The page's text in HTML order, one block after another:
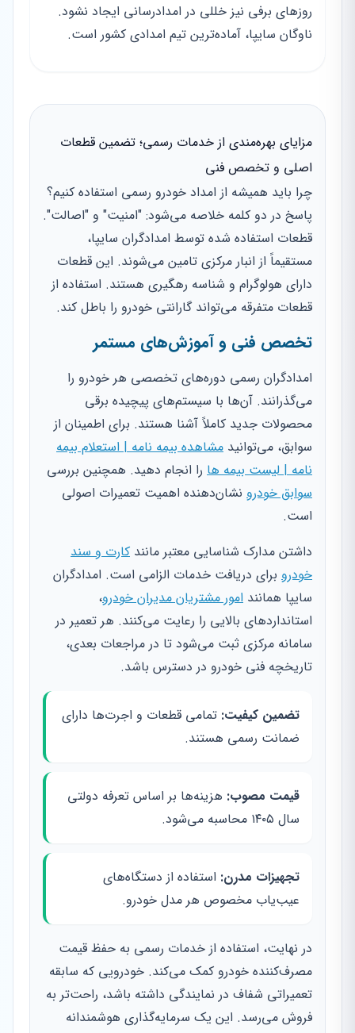
روزهای برفی نیز خللی در امدادرسانی ایجاد نشود.
ناوگان سایپا، آماده‌ترین تیم امدادی کشور است.
مزایای بهره‌مندی از خدمات رسمی؛ تضمین قطعات
اصلی و تخصص فنی
چرا باید همیشه از امداد خودرو رسمی استفاده کنیم؟
پاسخ در دو کلمه خلاصه می‌شود: "امنیت" و "اصالت".
قطعات استفاده شده توسط امدادگران سایپا،
مستقیماً از انبار مرکزی تامین می‌شوند. این قطعات
دارای هولوگرام و شناسه رهگیری هستند. استفاده از
قطعات متفرقه می‌تواند گارانتی خودرو را باطل کند.
تخصص فنی و آموزش‌های مستمر
امدادگران رسمی دوره‌های تخصصی هر خودرو را
می‌گذرانند. آن‌ها با سیستم‌های پیچیده برقی
محصولات جدید کاملاً آشنا هستند. برای اطمینان از
سوابق، می‌توانید مشاهده بیمه نامه | استعلام بیمه
نامه | لیست بیمه ها را انجام دهید. همچنین بررسی
سوابق خودرو نشان‌دهنده اهمیت تعمیرات اصولی
است.
داشتن مدارک شناسایی معتبر مانند کارت و سند
خودرو برای دریافت خدمات الزامی است. امدادگران
سایپا همانند امور مشتریان مدیران خودرو،
استانداردهای بالایی را رعایت می‌کنند. هر تعمیر در
سامانه مرکزی ثبت می‌شود تا در مراجعات بعدی،
تاریخچه فنی خودرو در دسترس باشد.
تضمین کیفیت: تمامی قطعات و اجرت‌ها دارای
ضمانت رسمی هستند.
قیمت مصوب: هزینه‌ها بر اساس تعرفه دولتی
سال ۱۴۰۵ محاسبه می‌شود.
تجهیزات مدرن: استفاده از دستگاه‌های
عیب‌یاب مخصوص هر مدل خودرو.
در نهایت، استفاده از خدمات رسمی به حفظ قیمت
مصرف‌کننده خودرو کمک می‌کند. خودرویی که سابقه
تعمیراتی شفاف در نمایندگی داشته باشد، راحت‌تر به
فروش می‌رسد. این یک سرمایه‌گذاری هوشمندانه